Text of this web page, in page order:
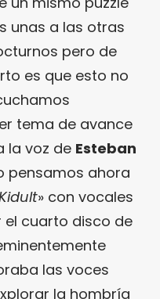
unas a las otras
pero de
es que esto no
tema de avance
la voz de Esteban
pensamos ahora
» con vocales
el cuarto disco de
las voces
la hombría